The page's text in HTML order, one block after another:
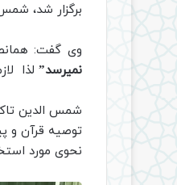
برگزار شد،
وی گفت:
نمیرسد” لذا
شمس الدین
توصیه قرآن و
نحوی مورد